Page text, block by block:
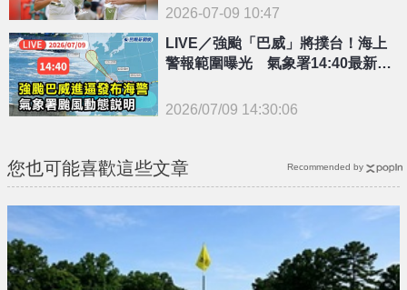
2026-07-09 10:47
LIVE／強颱「巴威」將撲台！海上
警報範圍曝光 氣象署14:40最新說
2026/07/09 14:30:06
您也可能喜歡這些文章 Recommended by